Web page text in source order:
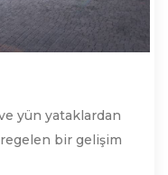
yün yataklardan
bir gelişim